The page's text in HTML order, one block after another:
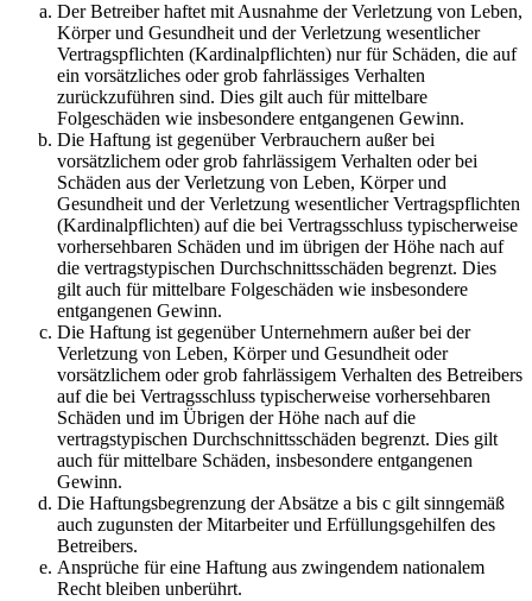
Der Betreiber haftet mit Ausnahme der Verletzung von Leben,
Körper und Gesundheit und der Verletzung wesentlicher
Vertragspflichten (Kardinalpflichten) nur für Schäden, die auf
ein vorsätzliches oder grob fahrlässiges Verhalten
zurückzuführen sind. Dies gilt auch für mittelbare
Folgeschäden wie insbesondere entgangenen Gewinn.
Die Haftung ist gegenüber Verbrauchern außer bei
vorsätzlichem oder grob fahrlässigem Verhalten oder bei
Schäden aus der Verletzung von Leben, Körper und
Gesundheit und der Verletzung wesentlicher Vertragspflichten
(Kardinalpflichten) auf die bei Vertragsschluss typischerweise
vorhersehbaren Schäden und im übrigen der Höhe nach auf
die vertragstypischen Durchschnittsschäden begrenzt. Dies
gilt auch für mittelbare Folgeschäden wie insbesondere
entgangenen Gewinn.
Die Haftung ist gegenüber Unternehmern außer bei der
Verletzung von Leben, Körper und Gesundheit oder
vorsätzlichem oder grob fahrlässigem Verhalten des Betreibers
auf die bei Vertragsschluss typischerweise vorhersehbaren
Schäden und im Übrigen der Höhe nach auf die
vertragstypischen Durchschnittsschäden begrenzt. Dies gilt
auch für mittelbare Schäden, insbesondere entgangenen
Gewinn.
Die Haftungsbegrenzung der Absätze a bis c gilt sinngemäß
auch zugunsten der Mitarbeiter und Erfüllungsgehilfen des
Betreibers.
Ansprüche für eine Haftung aus zwingendem nationalem
Recht bleiben unberührt.